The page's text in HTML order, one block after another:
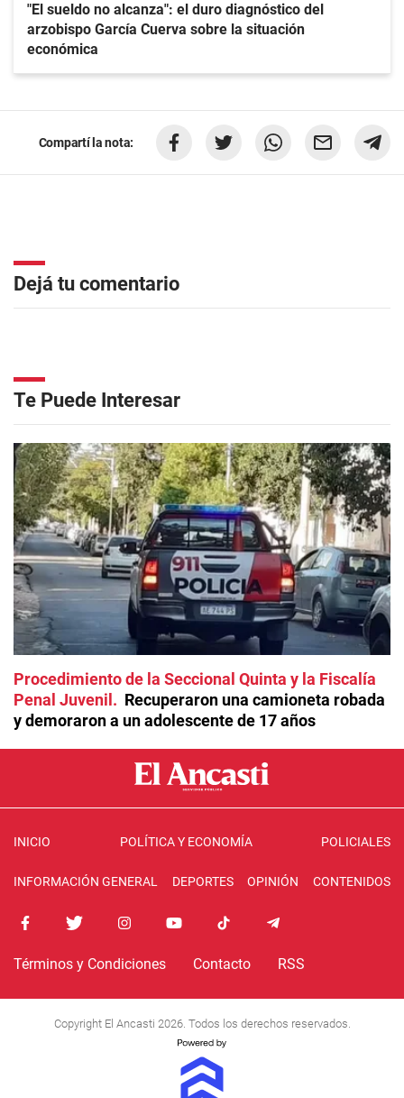
"El sueldo no alcanza": el duro diagnóstico del
arzobispo García Cuerva sobre la situación
económica
Compartí la nota:
Dejá tu comentario
Te Puede Interesar
Procedimiento de la Seccional Quinta y la Fiscalía
Penal Juvenil
Recuperaron una camioneta robada
y demoraron a un adolescente de 17 años
INICIO POLÍTICA Y ECONOMÍA POLICIALES
INFORMACIÓN GENERAL DEPORTES OPINIÓN CONTENIDOS
Términos y Condiciones Contacto RSS
Copyright El Ancasti 2026. Todos los derechos reservados.